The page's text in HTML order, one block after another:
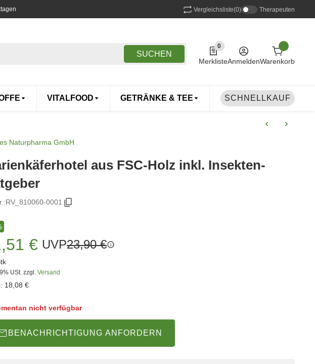
Vergleichsliste(0) Therapeuten
SUCHEN
0
0 Produkte in der Liste
MerklisteAnmeldenWarenkorb
VITALFOOD GETRÄNKE & TEE DROGERIE TIERE
SCHNELLKAUF
Naturpharma GmbH
aus FSC-Holz inkl. Insekten-
RV_810060-0001
€ UVP23,90 €
USt. zzgl. Versand
18,08 €
nicht verfügbar
BENACHRICHTIGUNG ANFORDERN